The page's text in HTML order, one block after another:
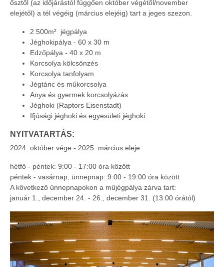
ősztől (az időjárástól függően október végétől/november
elejétől) a tél végéig (március elejéig) tart a jeges szezon.
2.500m² jégpálya
Jéghokipálya - 60 x 30 m
Edzőpálya - 40 x 20 m
Korcsolya kölcsönzés
Korcsolya tanfolyam
Jégtánc és műkorcsolya
Anya és gyermek korcsolyázás
Jéghoki (Raptors Eisenstadt)
Ifjúsági jéghoki és egyesületi jéghoki
NYITVATARTÁS:
2024. október vége - 2025. március eleje
hétfő - péntek: 9:00 - 17:00 óra között
péntek - vasárnap, ünnepnap: 9:00 - 19:00 óra között
A következő ünnepnapokon a műjégpálya zárva tart:
január 1., december 24. - 26., december 31. (13:00 órától)